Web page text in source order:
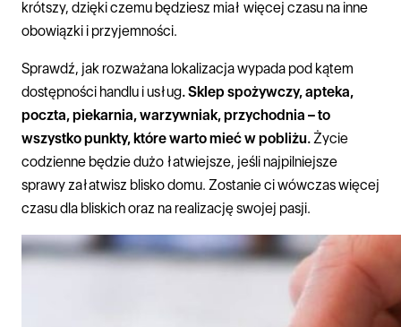
krótszy, dzięki czemu będziesz miał więcej czasu na inne
obowiązki i przyjemności.
Sprawdź, jak rozważana lokalizacja wypada pod kątem
dostępności handlu i usług. Sklep spożywczy, apteka,
poczta, piekarnia, warzywniak, przychodnia – to
wszystko punkty, które warto mieć w pobliżu. Życie
codzienne będzie dużo łatwiejsze, jeśli najpilniejsze
sprawy załatwisz blisko domu. Zostanie ci wówczas więcej
czasu dla bliskich oraz na realizację swojej pasji.